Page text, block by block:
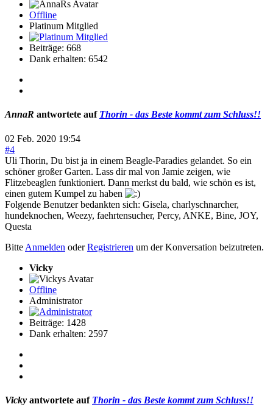
Offline
Platinum Mitglied
Beiträge: 668
Dank erhalten: 6542
AnnaR antwortete auf Thorin - das Beste kommt zum Schluss!!
02 Feb. 2020 19:54
#4
Uli Thorin, Du bist ja in einem Beagle-Paradies gelandet. So ein
schöner großer Garten. Lass dir mal von Jamie zeigen, wie
Flitzebeaglen funktioniert. Dann merkst du bald, wie schön es ist,
einen gutem Kumpel zu haben
Folgende Benutzer bedankten sich: Gisela, charlyschnarcher,
hundeknochen, Weezy, faehrtensucher, Percy, ANKE, Bine, JOY,
Questa
Bitte Anmelden oderRegistrieren um der Konversation beizutreten.
Vicky
Offline
Administrator
Beiträge: 1428
Dank erhalten: 2597
Vicky antwortete auf Thorin - das Beste kommt zum Schluss!!